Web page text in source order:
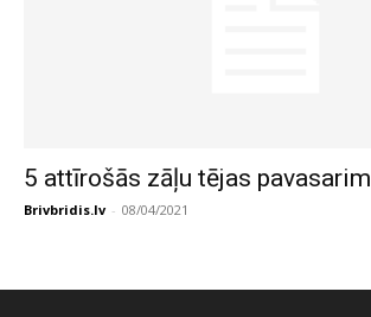
5 attīrošās zāļu tējas pavasarim
Brivbridis.lv - 08/04/2021